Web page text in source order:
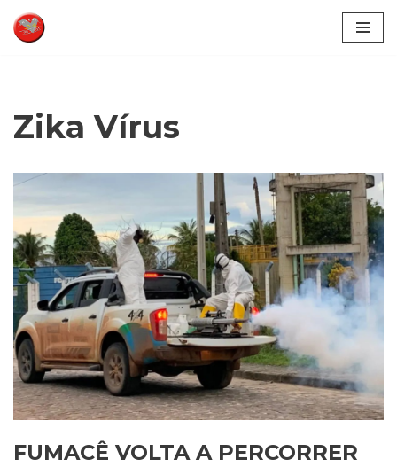
Pular
conteúdo
Zika Vírus
FUMACÊ VOLTA A PERCORRER